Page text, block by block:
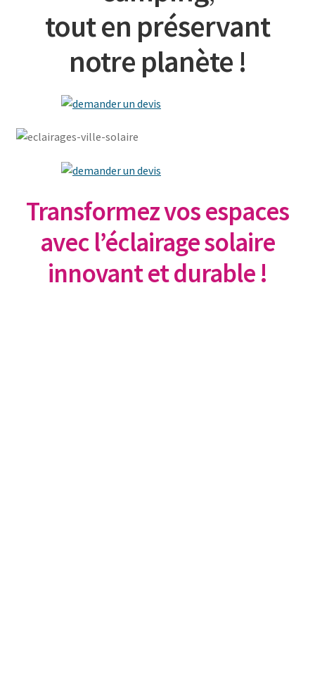
tout en préservant
notre planète !
Transformez vos espaces
avec l’éclairage solaire
innovant et durable !